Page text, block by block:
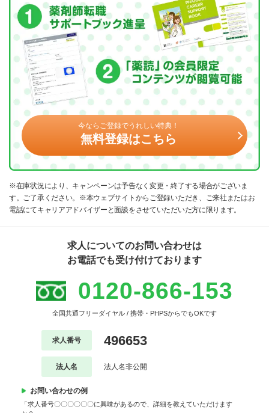
今ならご登録でうれしい特典！
無料登録はこちら
※在庫状況により、キャンペーンは予告なく変更・終了する場合がございま
す。ご了承ください。※本ウェブサイトからご登録いただき、ご来社またはお
電話にてキャリアアドバイザーと面談をさせていただいた方に限ります。
求人についてのお問い合わせは
お電話でも受け付けております
0120-866-153
全国共通フリーダイヤル / 携帯・PHPSからでもOKです
求人番号 496653
法人名 法人名非公開
お問い合わせの例
「求人番号〇〇〇〇〇〇に興味があるので、詳細を教えていただけます